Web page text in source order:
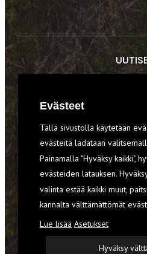
TILAA
Evästeet
Tällä sivustolla käytetään
evästeitä ladataan
Painamalla "Hyväksy kaikki",
evästeiden latauksen.
valinta estää kaikki muut,
kannalta välttämättömät
Lue lisää Asetukset
Hyväksy